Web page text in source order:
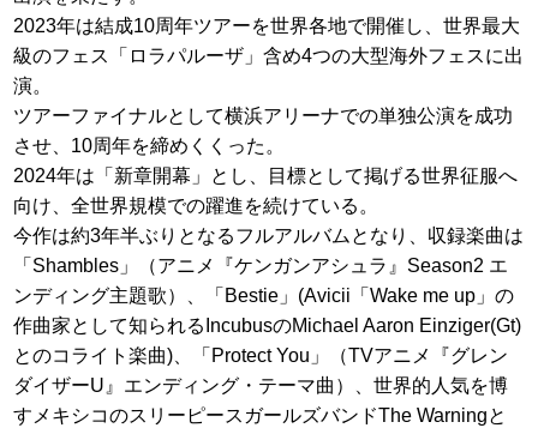
2023年は結成10周年ツアーを世界各地で開催し、世界最大
級のフェス「ロラパルーザ」含め4つの大型海外フェスに出
演。
ツアーファイナルとして横浜アリーナでの単独公演を成功
させ、10周年を締めくくった。
2024年は「新章開幕」とし、目標として掲げる世界征服へ
向け、全世界規模での躍進を続けている。
今作は約3年半ぶりとなるフルアルバムとなり、収録楽曲は
「Shambles」（アニメ『ケンガンアシュラ』Season2 エ
ンディング主題歌）、「Bestie」(Avicii「Wake me up」の
作曲家として知られるIncubusのMichael Aaron Einziger(Gt)
とのコライト楽曲)、「Protect You」（TVアニメ『グレン
ダイザーU』エンディング・テーマ曲）、世界的人気を博
すメキシコのスリーピースガールズバンドThe Warningと